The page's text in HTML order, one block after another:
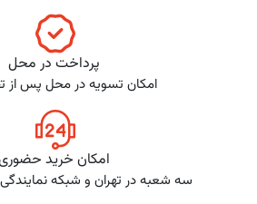
پرداخت در محل
امکان تسویه در محل پس از
امکان خرید
سه شعبه در تهران و شبکه